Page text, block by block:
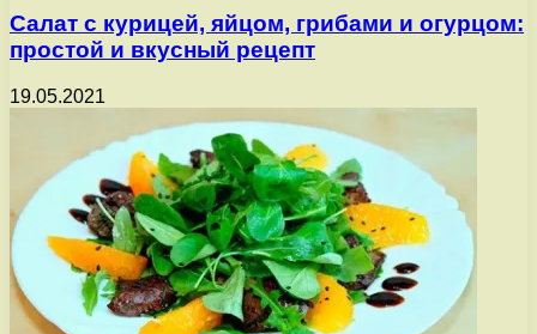
Салат с курицей, яйцом, грибами и огурцом:
простой и вкусный рецепт
19.05.2021